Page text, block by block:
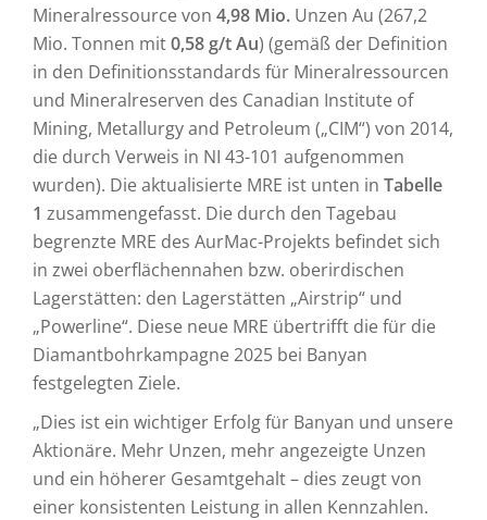
Mineralressource von 4,98 Mio. Unzen Au (267,2
Mio. Tonnen mit0,58 g/t Au) (gemäß der Definition
in den Definitionsstandards für Mineralressourcen
und Mineralreserven des Canadian Institute of
Mining, Metallurgy and Petroleum („CIM“) von 2014,
die durch Verweis in NI 43-101 aufgenommen
wurden). Die aktualisierte MRE ist unten in Tabelle
1 zusammengefasst. Die durch den Tagebau
begrenzte MRE des AurMac-Projekts befindet sich
in zwei oberflächennahen bzw. oberirdischen
Lagerstätten: den Lagerstätten „Airstrip“ und
„Powerline“. Diese neue MRE übertrifft die für die
Diamantbohrkampagne 2025 bei Banyan
festgelegten Ziele.
„Dies ist ein wichtiger Erfolg für Banyan und unsere
Aktionäre. Mehr Unzen, mehr angezeigte Unzen
und ein höherer Gesamtgehalt – dies zeugt von
einer konsistenten Leistung in allen Kennzahlen.